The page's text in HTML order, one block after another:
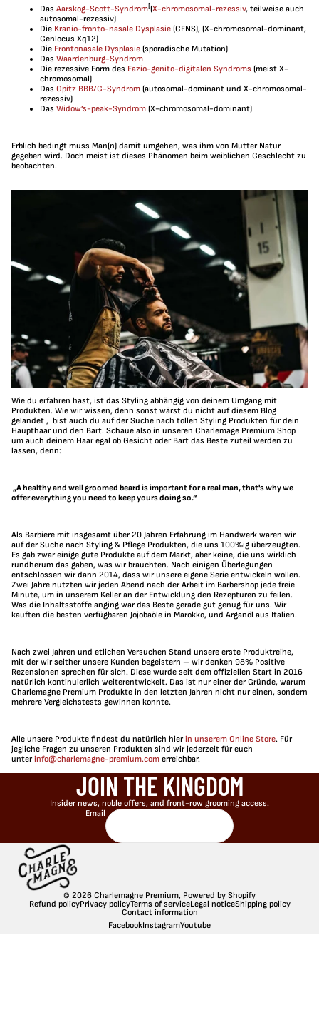
Das Aarskog-Scott-Syndrom[(X-chromosomal-rezessiv, teilweise auch
autosomal-rezessiv)
Die Kranio-fronto-nasale Dysplasie (CFNS), (X-chromosomal-dominant,
Genlocus Xq12)
Die Frontonasale Dysplasie (sporadische Mutation)
Das Waardenburg-Syndrom
Die rezessive Form des Fazio-genito-digitalen Syndroms (meist X-
chromosomal)
Das Opitz BBB/G-Syndrom (autosomal-dominant und X-chromosomal-
rezessiv)
Das Widow’s-peak-Syndrom (X-chromosomal-dominant)
Erblich bedingt muss Man(n) damit umgehen, was ihm von Mutter Natur
gegeben wird. Doch meist ist dieses Phänomen beim weiblichen Geschlecht zu
beobachten.
Wie du erfahren hast, ist das Styling abhängig von deinem Umgang mit
Produkten. Wie wir wissen, denn sonst wärst du nicht auf diesem Blog
gelandet , bist auch du auf der Suche nach tollen Styling Produkten für dein
Haupthaar und den Bart. Schaue also in unseren Charlemage Premium Shop
um auch deinem Haar egal ob Gesicht oder Bart das Beste zuteil werden zu
lassen, denn:
„A healthy and well groomed beard is important for a real man, that's why we
offer everything you need to keep yours doing so.“
Als Barbiere mit insgesamt über 20 Jahren Erfahrung im Handwerk waren wir
auf der Suche nach Styling & Pflege Produkten, die uns 100%ig überzeugten.
Es gab zwar einige gute Produkte auf dem Markt, aber keine, die uns wirklich
rundherum das gaben, was wir brauchten. Nach einigen Überlegungen
entschlossen wir dann 2014, dass wir unsere eigene Serie entwickeln wollen.
Zwei Jahre nutzten wir jeden Abend nach der Arbeit im Barbershop jede freie
Minute, um in unserem Keller an der Entwicklung den Rezepturen zu feilen.
Was die Inhaltsstoffe anging war das Beste gerade gut genug für uns. Wir
kauften die besten verfügbaren Jojobaöle in Marokko, und Arganöl aus Italien.
Nach zwei Jahren und etlichen Versuchen Stand unsere erste Produktreihe,
mit der wir seither unsere Kunden begeistern – wir denken 98% Positive
Rezensionen sprechen für sich. Diese wurde seit dem offiziellen Start in 2016
natürlich kontinuierlich weiterentwickelt. Das ist nur einer der Gründe, warum
Charlemagne Premium Produkte in den letzten Jahren nicht nur einen, sondern
mehrere Vergleichstests gewinnen konnte.
Alle unsere Produkte findest du natürlich hierin unserem Online Store. Für
jegliche Fragen zu unseren Produkten sind wir jederzeit für euch
unterinfo@charlemagne-premium.com erreichbar.
JOIN THE KINGDOM
Insider news, noble offers, and front-row grooming access.
Email
© 2026 Charlemagne Premium, Powered by Shopify
Refund policyPrivacy policyTerms of serviceLegal noticeShipping policy
Contact information
FacebookInstagramYoutube